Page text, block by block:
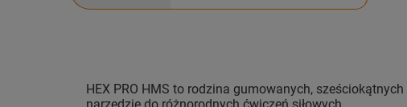
HEX PRO HMS to rodzina gumowanych,